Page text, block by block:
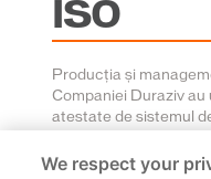
ISO
Producția și
Companiei Duraziv au
atestate de sistemul
management ISO
We respect your